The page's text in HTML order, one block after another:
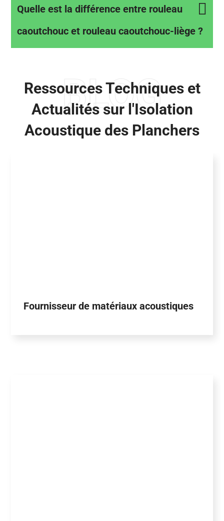
Quelle est la différence entre rouleau
caoutchouc et rouleau caoutchouc-liège ?
Ressources Techniques et
Actualités sur l'Isolation
Acoustique des Planchers
BLOG
Fournisseur de matériaux acoustiques